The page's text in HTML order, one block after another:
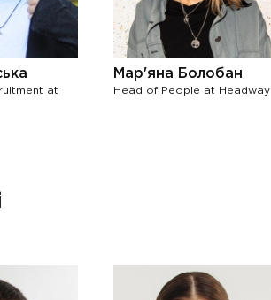
at
Мар'яна Болобан
Head of People at Headway